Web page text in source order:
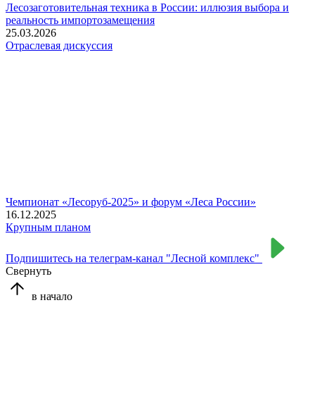
Лесозаготовительная техника в России: иллюзия выбора и
реальность импортозамещения
25.03.2026
Отраслевая дискуссия
Чемпионат «Лесоруб-2025» и форум «Леса России»
16.12.2025
Крупным планом
Подпишитесь на телеграм-канал "Лесной комплекс"
Свернуть
в начало